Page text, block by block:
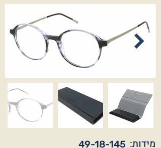
49-18-145 מידות: